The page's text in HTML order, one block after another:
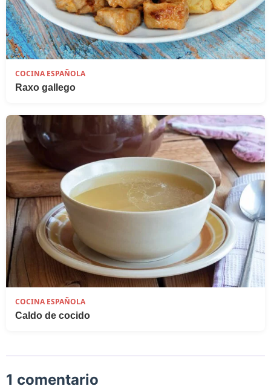
COCINA ESPAÑOLA
Raxo gallego
COCINA ESPAÑOLA
Caldo de cocido
1 comentario